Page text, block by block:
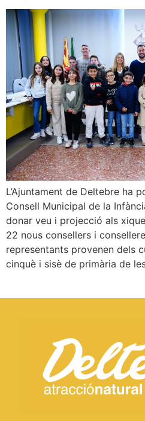
L’Ajuntament de Deltebre ha
Consell Municipal de la
donar veu i projecció als
22 nous consellers i
representants provenen dels
cinquè i sisè de primària de